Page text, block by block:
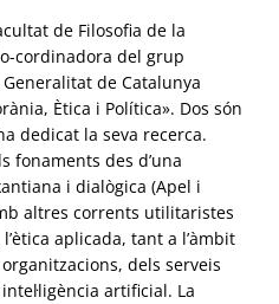
de Filosofia de la
cordinadora del grup
de Catalunya
Ètica i Política». Dos són
dedicat la seva recerca.
fonaments des d’una
i dialògica (Apel i
altres corrents utilitaristes
aplicada, tant a l’àmbit
dels serveis
artificial. La